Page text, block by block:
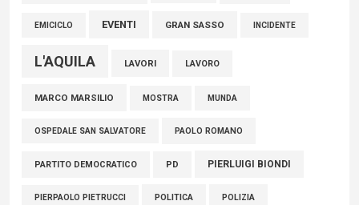
EMICICLO EVENTI GRAN SASSO INCIDENTE
L'AQUILA LAVORI LAVORO
MARCO MARSILIO MOSTRA MUNDA
OSPEDALE SAN SALVATORE PAOLO ROMANO
PARTITO DEMOCRATICO PD PIERLUIGI BIONDI
PIERPAOLO PIETRUCCI POLITICA POLIZIA